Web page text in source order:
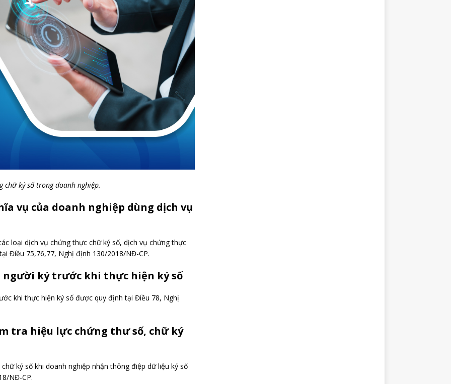
chữ ký số trong doanh nghiệp.
vụ của doanh nghiệp dùng dịch vụ
loại dịch vụ chứng thực chữ ký số, dịch vụ chứng thực
Điều 75,76,77, Nghị định 130/2018/NĐ-CP.
người ký trước khi thực hiện ký số
khi thực hiện ký số được quy định tại Điều 78, Nghị
tra hiệu lực chứng thư số, chữ ký
ký số khi doanh nghiệp nhận thông điệp dữ liệu ký số
NĐ-CP.